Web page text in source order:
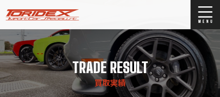
ブログ
Stock list
ストックリスト
買取
TRADE RESULT
買取実績